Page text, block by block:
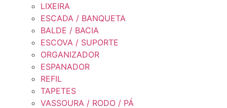
LIXEIRA
ESCADA / BANQUETA
BALDE / BACIA
ESCOVA / SUPORTE
ORGANIZADOR
ESPANADOR
REFIL
TAPETES
VASSOURA / RODO / PÁ